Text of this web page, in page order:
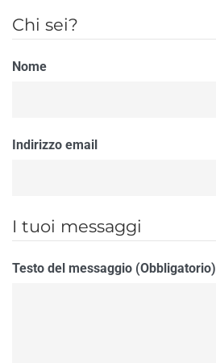
Chi sei?
Nome
Indirizzo email
I tuoi messaggi
Testo del messaggio (Obbligatorio)